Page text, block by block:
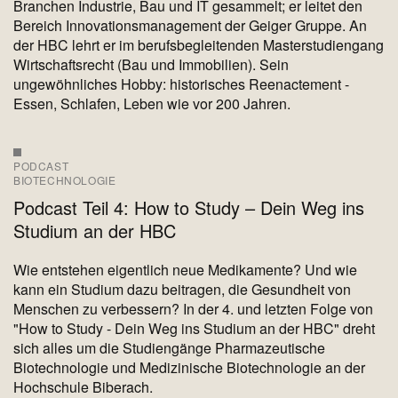
Branchen Industrie, Bau und IT gesammelt; er leitet den
Bereich Innovationsmanagement der Geiger Gruppe. An
der HBC lehrt er im berufsbegleitenden Masterstudiengang
Wirtschaftsrecht (Bau und Immobilien). Sein
ungewöhnliches Hobby: historisches Reenactement -
Essen, Schlafen, Leben wie vor 200 Jahren.
PODCAST
BIOTECHNOLOGIE
Podcast Teil 4: How to Study – Dein Weg ins
Studium an der HBC
Wie entstehen eigentlich neue Medikamente? Und wie
kann ein Studium dazu beitragen, die Gesundheit von
Menschen zu verbessern? In der 4. und letzten Folge von
"How to Study - Dein Weg ins Studium an der HBC" dreht
sich alles um die Studiengänge Pharmazeutische
Biotechnologie und Medizinische Biotechnologie an der
Hochschule Biberach.